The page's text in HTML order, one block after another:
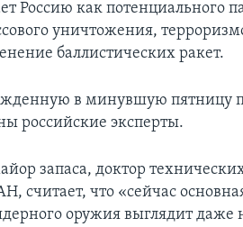
Россию как потенциального
уничтожения,
баллистических ракет.
в минувшую пятницу
российские эксперты.
запаса, доктор
что «сейчас
оружия выглядит даже